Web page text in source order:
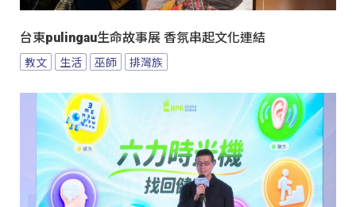
台東pulingau生命故事展 香氛串起文化連結
教文 生活 巫師 排灣族